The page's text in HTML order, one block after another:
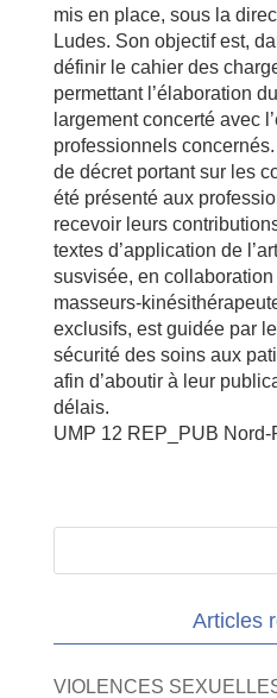
mis en place, sous la
Ludes. Son objectif est,
définir le cahier des
permettant l’élaboration
largement concerté avec
professionnels
de décret portant sur les
été présenté aux
recevoir leurs
textes d’application de
susvisée, en
masseurs-
exclusifs, est guidée par
sécurité des soins aux
afin d’aboutir à leur
délais.
UMP 12 REP_PUB
Articles
VIOLENCES